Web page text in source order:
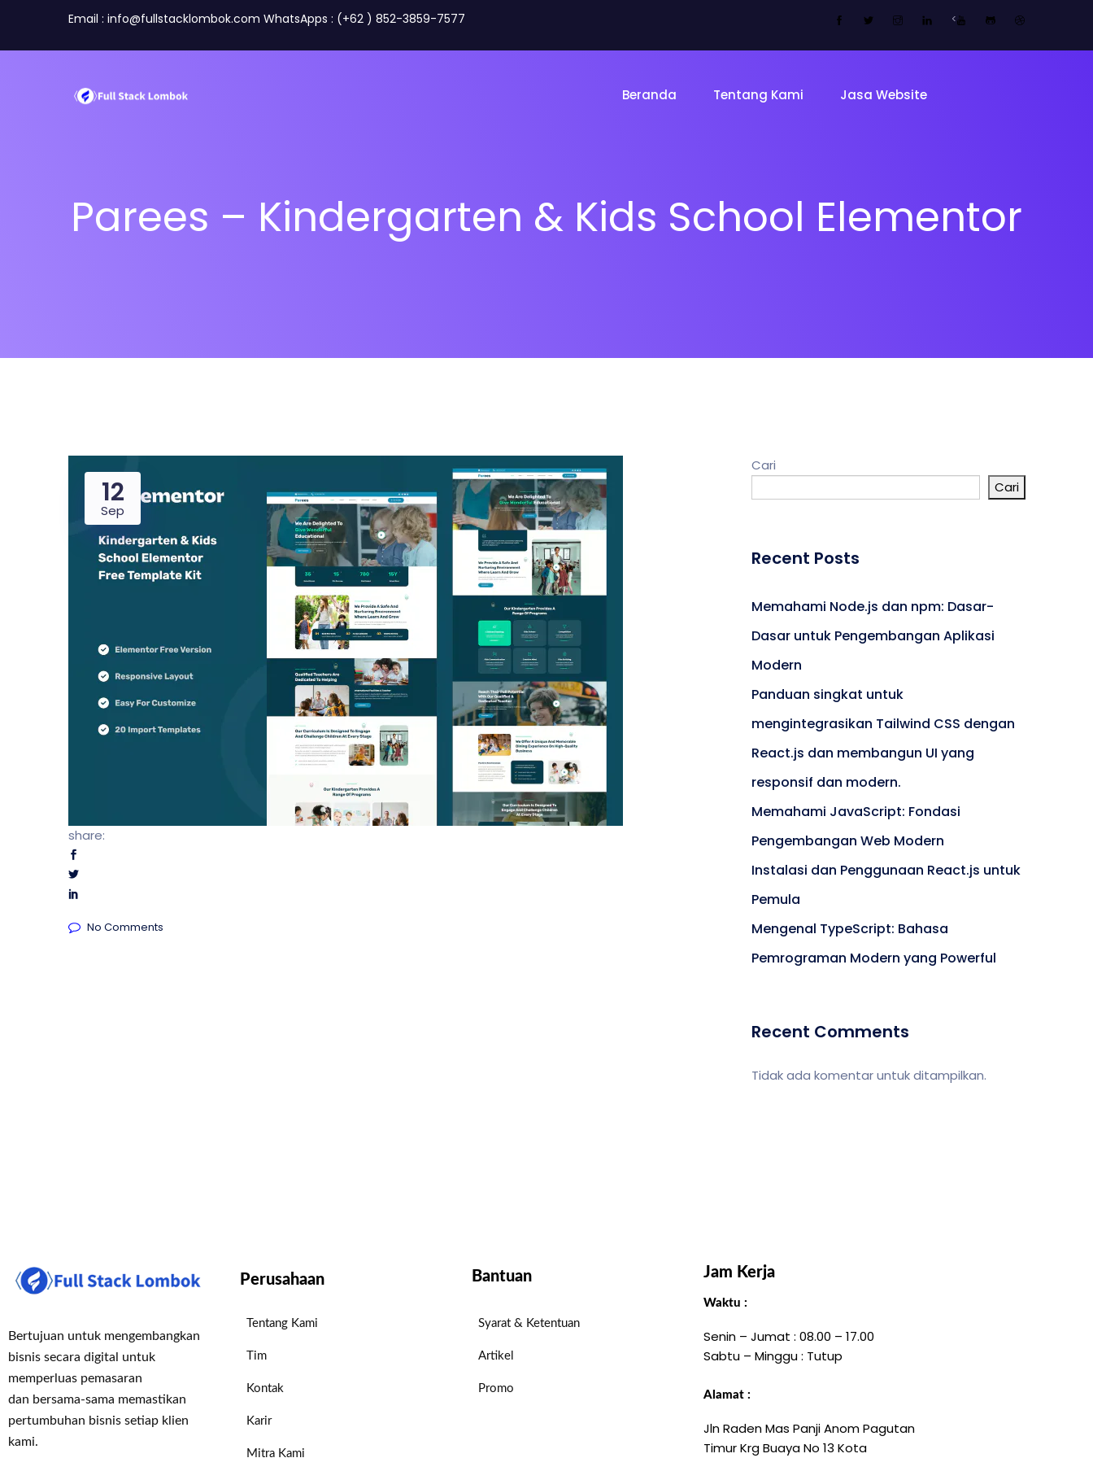
Email : info@fullstacklombok.com WhatsApps : (+62 ) 852-3859-7577 <
Beranda Tentang Kami
Mitra
Jasa Website
Dealer Property Kuliner Umroh Portal Berita
UMKM
Parees – Kindergarten & Kids School Elementor
12
Sep
share:
No Comments
Cari
Cari
Recent Posts
Memahami Node.js dan npm: Dasar-
Dasar untuk Pengembangan Aplikasi
Modern
Panduan singkat untuk
mengintegrasikan Tailwind CSS dengan
React.js dan membangun UI yang
responsif dan modern.
Memahami JavaScript: Fondasi
Pengembangan Web Modern
Instalasi dan Penggunaan React.js untuk
Pemula
Mengenal TypeScript: Bahasa
Pemrograman Modern yang Powerful
Recent Comments
Tidak ada komentar untuk ditampilkan.
Bertujuan untuk mengembangkan
bisnis secara digital untuk
memperluas pemasaran
dan bersama-sama memastikan
pertumbuhan bisnis setiap klien
kami.
Perusahaan
Tentang Kami
Tim
Kontak
Karir
Mitra Kami
Bantuan
Syarat & Ketentuan
Artikel
Promo
Jam Kerja
Waktu :
Senin – Jumat : 08.00 – 17.00
Sabtu – Minggu : Tutup
Alamat :
Jln Raden Mas Panji Anom Pagutan
Timur Krg Buaya No 13 Kota